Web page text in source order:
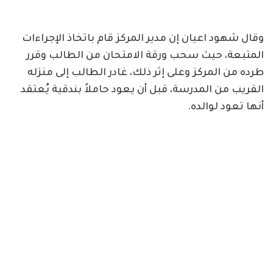
وقال شهود اعيان إن مدير المركز قام باتخاذ الإجراءات
المتبعة، حيث سحب ورقة الامتحان من الطالب وقرر
طرده من المركز وعلى إثر ذلك، غادر الطالب إلى منزله
القريب من المدرسة، قبل أن يعود حاملاً بندقية يُعتقد
أنها تعود لوالده.